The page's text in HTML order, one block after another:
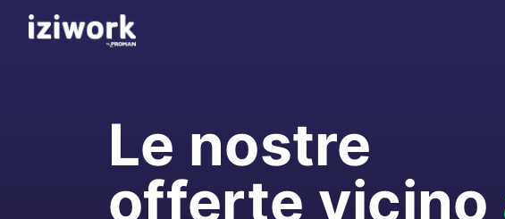
Le nostre
offerte vicino